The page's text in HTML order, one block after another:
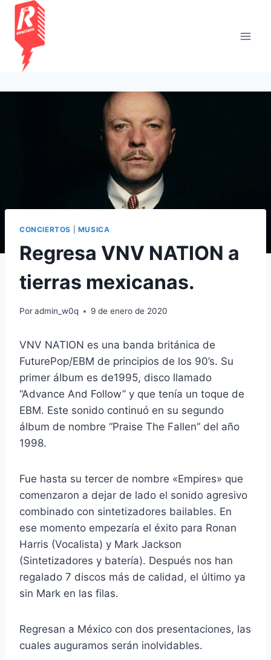
Saltar
contenido
CONCIERTOS MUSICA
Regresa VNV NATION a
tierras mexicanas.
Poradmin_w0q 9 de enero de 2020
VNV NATION es una banda británica de
FuturePop/EBM de principios de los 90’s. Su
primer álbum es de1995, disco llamado
“Advance And Follow” y que tenía un toque de
EBM. Este sonido continuó en su segundo
álbum de nombre “Praise The Fallen” del año
1998.
Fue hasta su tercer de nombre «Empires» que
comenzaron a dejar de lado el sonido agresivo
combinado con sintetizadores bailables. En
ese momento empezaría el éxito para Ronan
Harris (Vocalista) y Mark Jackson
(Sintetizadores y batería). Después nos han
regalado 7 discos más de calidad, el último ya
sin Mark en las filas.
Regresan a México con dos presentaciones, las
cuales auguramos serán inolvidables.